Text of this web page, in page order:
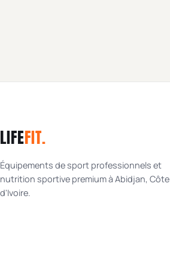
LIFEFIT.
Équipements de sport professionnels et
nutrition sportive premium à Abidjan, Côte
d'Ivoire.